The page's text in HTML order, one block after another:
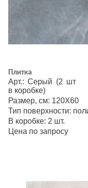
Плитка
Арт.: Серый (2 шт
в коробке)
Размер, см: 120Х60
Тип поверхности:
В коробке: 2 шт.
Цена по запросу